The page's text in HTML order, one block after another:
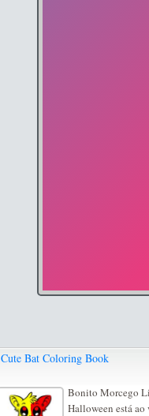
Cute Bat Coloring Book
Bonito Morcego
Halloween está